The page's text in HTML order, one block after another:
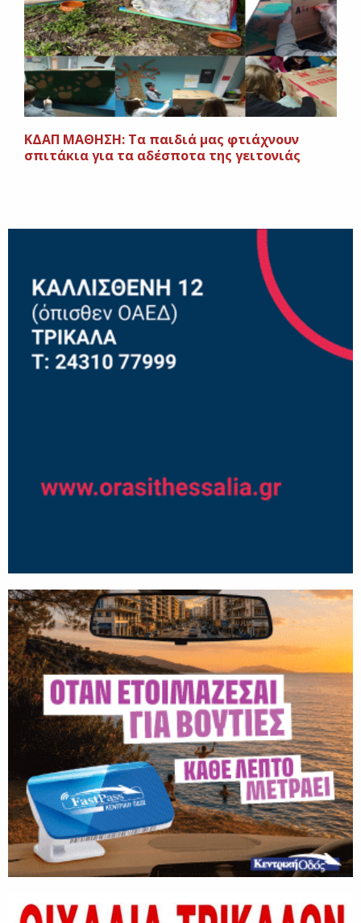
ΚΔΑΠ ΜΑΘΗΣΗ: Τα παιδιά μας φτιάχνουν
σπιτάκια για τα αδέσποτα της γειτονιάς